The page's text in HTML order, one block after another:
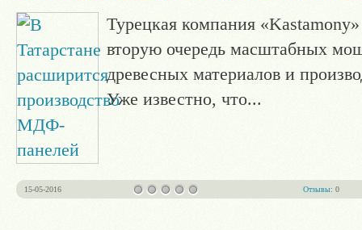
Турецкая компания
вторую очередь масштабных
древесных материалов и
Уже известно, что...
15-05-2016 Отзывы: 0